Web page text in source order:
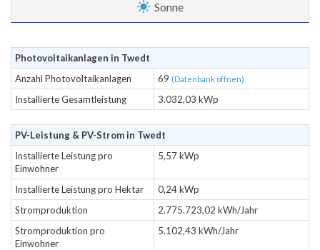
Sonne
Photovoltaikanlagen in Twedt
Anzahl Photovoltaikanlagen
69 (Datenbank öffnen)
Installierte Gesamtleistung 3.032,03 kWp
PV-Leistung & PV-Strom in Twedt
Installierte Leistung pro
Einwohner
5,57 kWp
Installierte Leistung pro Hektar
0,24 kWp
Stromproduktion
2.775.723,02 kWh/Jahr
Stromproduktion pro
Einwohner
5.102,43 kWh/Jahr